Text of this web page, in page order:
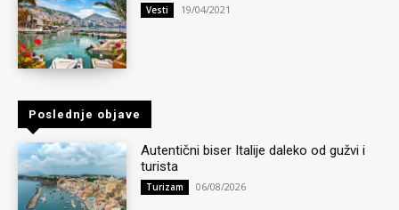
Vesti 19/04/2021
Poslednje objave
Autentični biser Italije daleko od gužvi i
turista
Turizam 06/08/2026